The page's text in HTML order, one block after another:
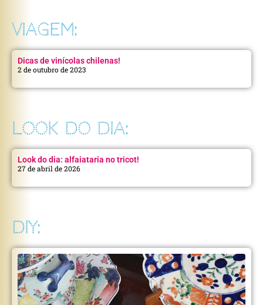
VIAGEM:
Dicas de vinícolas chilenas!
2 de outubro de 2023
LOOK DO DIA:
Look do dia: alfaiataria no tricot!
27 de abril de 2026
DIY: